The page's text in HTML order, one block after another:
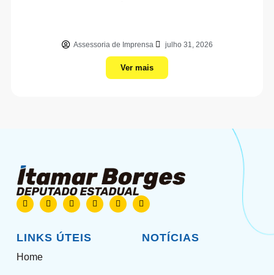
Assessoria de Imprensa julho 31, 2026
Ver mais
LINKS ÚTEIS
Home
NOTÍCIAS